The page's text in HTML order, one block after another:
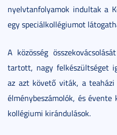
nyelvtanfolyamok indultak a
egy speciálkollégiumot
A közösség
tartott, nagy felkészültséget
az azt követő viták, a
élménybeszámolók, és
kollégiumi kirándulások.